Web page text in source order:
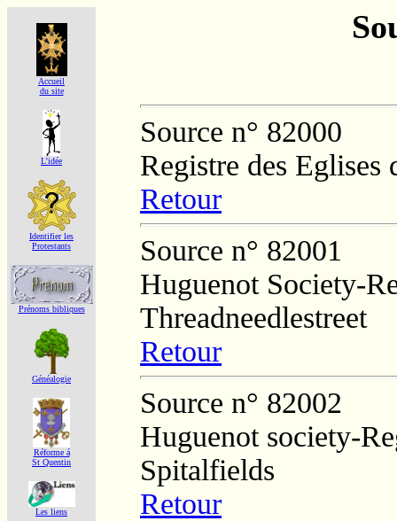
Accueil
du site
L'idée
Identifier les
Protestants
Prénoms bibliques
Généalogie
Réforme á
St Quentin
Les liens
Source n° 82000
Registre des Eglises
Retour
Source n° 82001
Huguenot Society-
Threadneedlestreet
Retour
Source n° 82002
Huguenot society-
Spitalfields
Retour